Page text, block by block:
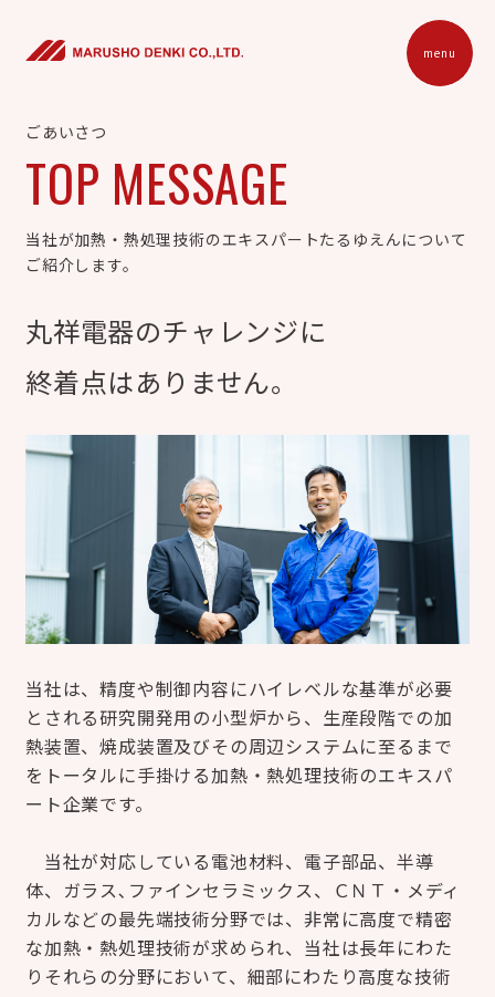
menu
TOP MESSAGE
ごあいさつ
当社が加熱・熱処理技術のエキスパートたるゆえんについて
ご紹介します。
丸祥電器のチャレンジに
終着点はありません。
当社は、精度や制御内容にハイレベルな基準が必要
とされる研究開発用の小型炉から、生産段階での加
熱装置、焼成装置及びその周辺システムに至るまで
をトータルに手掛ける加熱・熱処理技術のエキスパ
ート企業です。
当社が対応している電池材料、電子部品、半導
体、ガラス､ファインセラミックス、ＣＮＴ・メディ
カルなどの最先端技術分野では、非常に高度で精密
な加熱・熱処理技術が求められ、当社は長年にわた
りそれらの分野において、細部にわたり高度な技術